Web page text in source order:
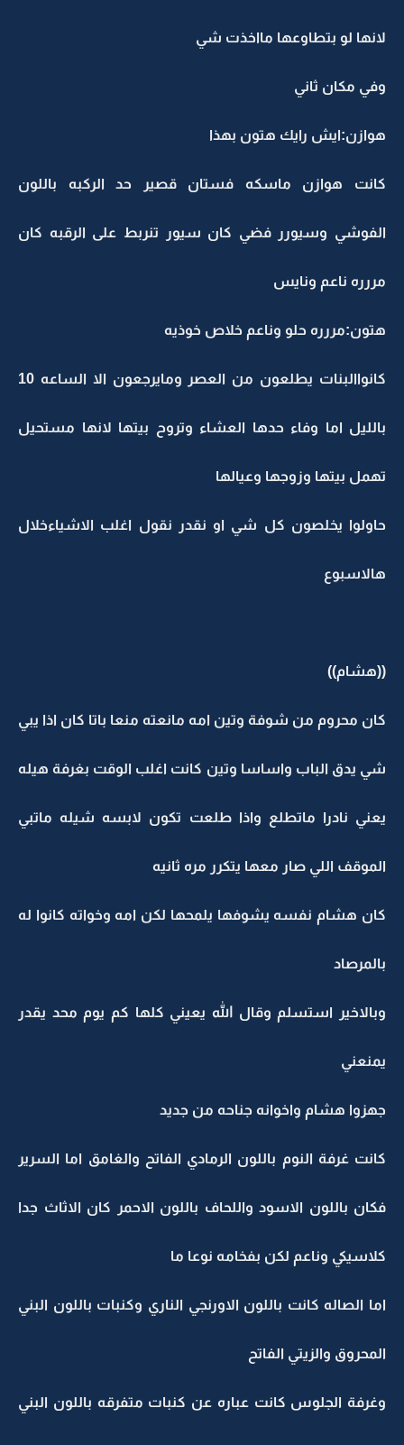
لانها لو بتطاوعها مااخذت شي
وفي مكان ثاني
هوازن:ايش رايك هتون بهذا
كانت هوازن ماسكه فستان قصير حد الركبه باللون
الفوشي وسيورر فضي كان سيور تنربط على الرقبه كان
مررره ناعم ونايس
هتون:مررره حلو وناعم خلاص خوذيه
كانواالبنات يطلعون من العصر ومايرجعون الا الساعه 10
بالليل اما وفاء حدها العشاء وتروح بيتها لانها مستحيل
تهمل بيتها وزوجها وعيالها
حاولوا يخلصون كل شي او نقدر نقول اغلب الاشياءخلال
هالاسبوع
((هشام))
كان محروم من شوفة وتين امه مانعته منعا باتا كان اذا يبي
شي يدق الباب واساسا وتين كانت اغلب الوقت بغرفة هيله
يعني نادرا ماتطلع واذا طلعت تكون لابسه شيله ماتبي
الموقف اللي صار معها يتكرر مره ثانيه
كان هشام نفسه يشوفها يلمحها لكن امه وخواته كانوا له
بالمرصاد
وبالاخير استسلم وقال الله يعيني كلها كم يوم محد يقدر
يمنعني
جهزوا هشام واخوانه جناحه من جديد
كانت غرفة النوم باللون الرمادي الفاتح والغامق اما السرير
فكان باللون الاسود واللحاف باللون الاحمر كان الاثاث جدا
كلاسيكي وناعم لكن بفخامه نوعا ما
اما الصاله كانت باللون الاورنجي الناري وكنبات باللون البني
المحروق والزيتي الفاتح
وغرفة الجلوس كانت عباره عن كنبات متفرقه باللون البني